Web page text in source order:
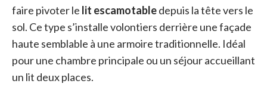
faire pivoter le lit escamotabledepuis la tête vers le
sol. Ce type s’installe volontiers derrière une façade
haute semblable à une armoire traditionnelle. Idéal
pour une chambre principale ou un séjour accueillant
un lit deux places.